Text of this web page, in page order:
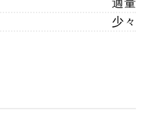
適量
少々